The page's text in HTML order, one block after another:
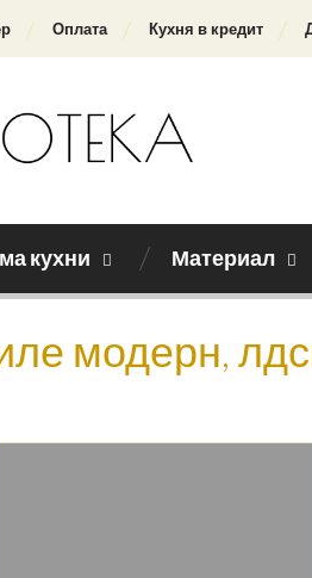
Оплата Кухня в кредит
кухни Материал
модерн,